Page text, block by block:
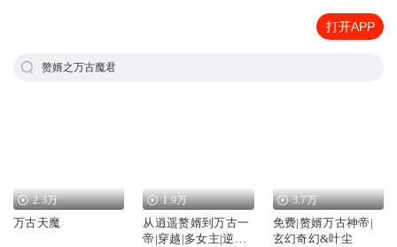
打开APP
赘婿之万古魔君
2.3万
万古天魔
1.9万
从逍遥赘婿到万古一
帝|穿越|多女主|逆袭|
3.7万
免费|赘婿万古神帝|
玄幻奇幻&叶尘